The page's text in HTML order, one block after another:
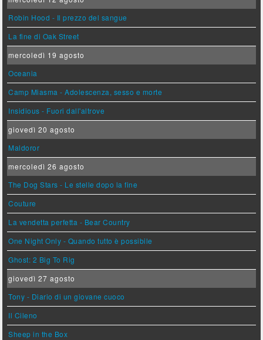
Robin Hood - Il prezzo del sangue
La fine di Oak Street
mercoledì 19 agosto
Oceania
Camp Miasma - Adolescenza, sesso e morte
Insidious - Fuori dall'altrove
giovedì 20 agosto
Maldoror
mercoledì 26 agosto
The Dog Stars - Le stelle dopo la fine
Couture
La vendetta perfetta - Bear Country
One Night Only - Quando tutto è possibile
Ghost: 2 Big To Rig
giovedì 27 agosto
Tony - Diario di un giovane cuoco
Il Cileno
Sheep in the Box